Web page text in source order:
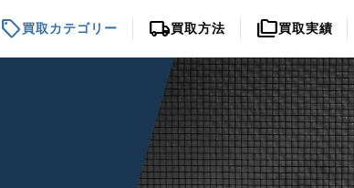
sell買取カテゴリー local_shipping買取方法 folder_copy買取実績